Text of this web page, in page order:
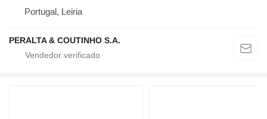
Portugal, Leiria
PERALTA & COUTINHO S.A.